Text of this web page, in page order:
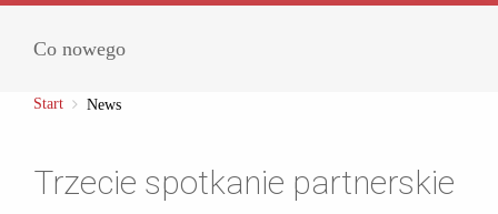
Co nowego
Start News
Trzecie spotkanie partnerskie